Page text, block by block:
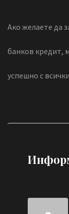
Ако желаете да
банков кредит,
успешно с